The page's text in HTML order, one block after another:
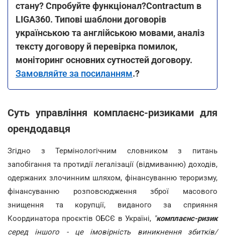
стану? Спробуйте функціонал?Contractum в
LIGA360. Типові шаблони договорів
українською та англійською мовами, аналіз
тексту договору й перевірка помилок,
моніторинг основних сутностей договору.
Замовляйте за посиланням.?
Суть управління комплаєнс-ризиками для
орендодавця
Згідно з
Термінологічним словником з питань
запобігання та протидії легалізації (відмиванню) доходів,
одержаних злочинним шляхом, фінансуванню тероризму,
фінансуванню розповсюдження зброї масового
знищення та корупції, виданого за сприяння
Координатора проєктів ОБСЄ в Україні, "комплаєнс-ризик
серед іншого - це імовірність виникнення збитків/